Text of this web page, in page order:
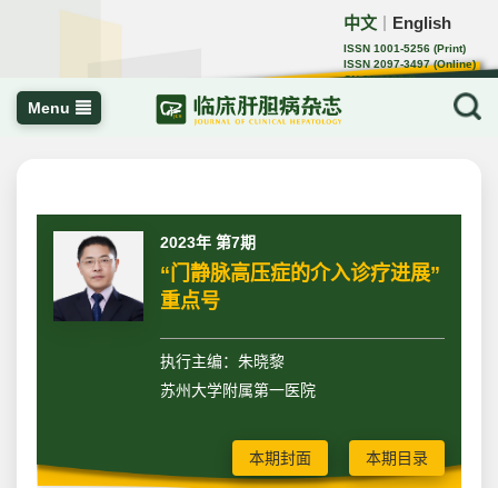
中文 English
ISSN 1001-5256 (Print)
ISSN 2097-3497 (Online)
CN 22-1108/R
Menu
2023年 第7期
“门静脉高压症的介入诊疗进展”
重点号
执行主编：朱晓黎
苏州大学附属第一医院
本期封面 本期目录